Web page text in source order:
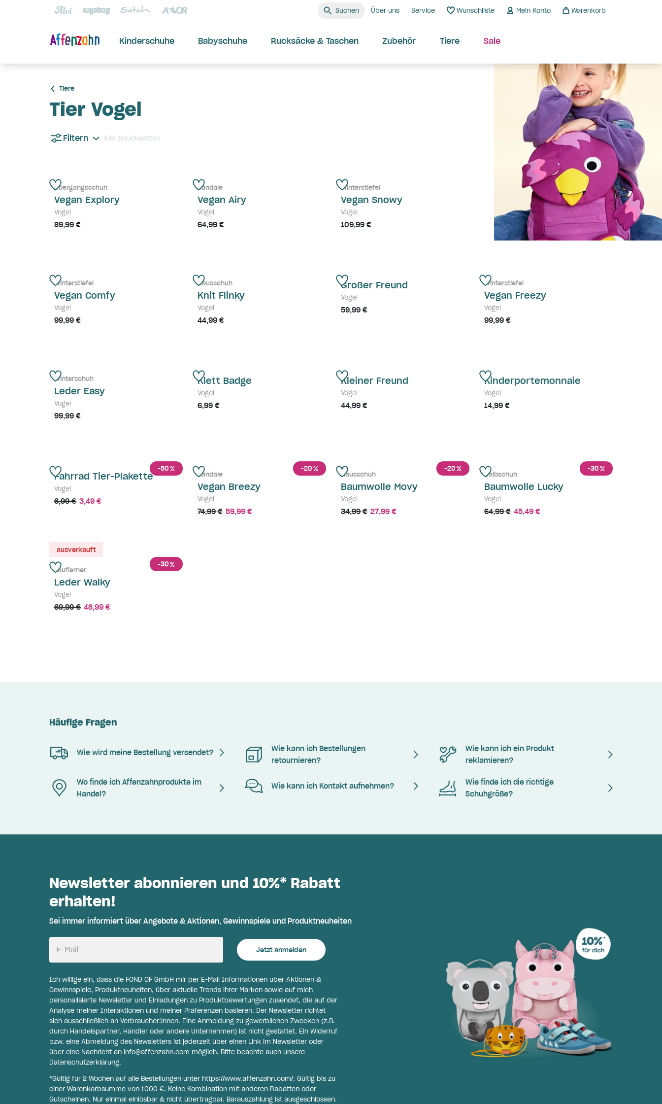
Suchen Über uns Service Wunschliste Mein Konto Warenkorb
Kinderschuhe Babyschuhe Rucksäcke & Taschen Zubehör Tiere Sale
Tiere
Tier Vogel
Filtern Alle zurücksetzen
Übergangsschuh
Vegan Explory
Vogel
89,99 €
Sandale
Vegan Airy
Vogel
64,99 €
Winterstiefel
Vegan Snowy
Vogel
109,99 €
Winterstiefel
Vegan Comfy
Vogel
99,99 €
Hausschuh
Knit Flinky
Vogel
44,99 €
Großer Freund
Vogel
59,99 €
Winterstiefel
Vegan Freezy
Vogel
99,99 €
Winterschuh
Leder Easy
Vogel
99,99 €
Klett Badge
Vogel
6,99 €
Kleiner Freund
Vogel
44,99 €
Kinderportemonnaie
Vogel
14,99 €
-50%
Fahrrad Tier-Plakette
Vogel
6,99 € 3,49 €
-20%
Sandale
Vegan Breezy
Vogel
74,99 € 59,99 €
-20%
Hausschuh
Baumwolle Movy
Vogel
34,99 € 27,99 €
-30%
Halbschuh
Baumwolle Lucky
Vogel
64,99 € 45,49 €
ausverkauft
-30%
Lauflerner
Leder Walky
Vogel
69,99 € 48,99 €
Häufige Fragen
Wie wird meine Bestellung versendet?
Wie kann ich Bestellungen
retournieren?
Wie kann ich ein Produkt
reklamieren?
Wo finde ich Affenzahnprodukte im
Handel?
Wie kann ich Kontakt aufnehmen?
Wie finde ich die richtige
Schuhgröße?
Newsletter abonnieren und 10%* Rabatt
erhalten!
Sei immer informiert über Angebote & Aktionen, Gewinnspiele und Produktneuheiten
E-Mail Jetzt anmelden
Ich willige ein, dass die FOND OF GmbH mir per E-Mail Informationen über Aktionen &
Gewinnspiele, Produktneuheiten, über aktuelle Trends ihrer Marken sowie auf mich
personalisierte Newsletter und Einladungen zu Produktbewertungen zusendet, die auf der
Analyse meiner Interaktionen und meiner Präferenzen basieren. Der Newsletter richtet
sich ausschließlich an Verbraucher:innen. Eine Anmeldung zu gewerblichen Zwecken (z.B.
durch Handelspartner, Händler oder andere Unternehmen) ist nicht gestattet. Ein Widerruf
bzw. eine Abmeldung des Newsletters ist jederzeit über einen Link im Newsletter oder
über eine Nachricht an info@affenzahn.com möglich. Bitte beachte auch unsere
Datenschutzerklärung.
*Gültig für 2 Wochen auf alle Bestellungen unter https://www.affenzahn.com/. Gültig bis zu
einer Warenkorbsumme von 1000 €. Keine Kombination mit anderen Rabatten oder
Gutscheinen. Nur einmal einlösbar & nicht übertragbar. Barauszahlung ist ausgeschlossen.